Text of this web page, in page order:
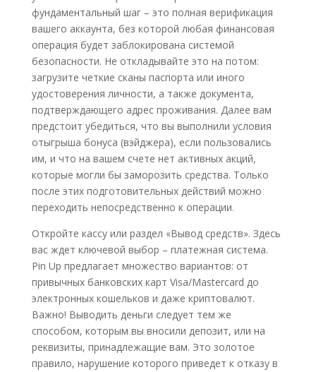
фундаментальный шаг – это полная верификация
вашего аккаунта, без которой любая финансовая
операция будет заблокирована системой
безопасности. Не откладывайте это на потом:
загрузите четкие сканы паспорта или иного
удостоверения личности, а также документа,
подтверждающего адрес проживания. Далее вам
предстоит убедиться, что вы выполнили условия
отыгрыша бонуса (вэйджера), если пользовались
им, и что на вашем счете нет активных акций,
которые могли бы заморозить средства. Только
после этих подготовительных действий можно
переходить непосредственно к операции.
Откройте кассу или раздел «Вывод средств». Здесь
вас ждет ключевой выбор – платежная система.
Pin Up предлагает множество вариантов: от
привычных банковских карт Visa/Mastercard до
электронных кошельков и даже криптовалют.
Важно! Выводить деньги следует тем же
способом, которым вы вносили депозит, или на
реквизиты, принадлежащие вам. Это золотое
правило, нарушение которого приведет к отказу в